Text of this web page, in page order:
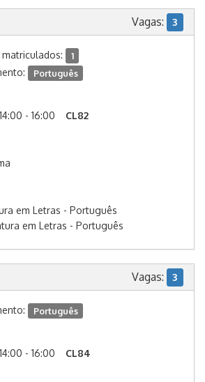
Vagas: 3
1
Português
14:00 - 16:00
CL82
em Letras - Português
em Letras - Português
Vagas: 3
Português
14:00 - 16:00
CL84